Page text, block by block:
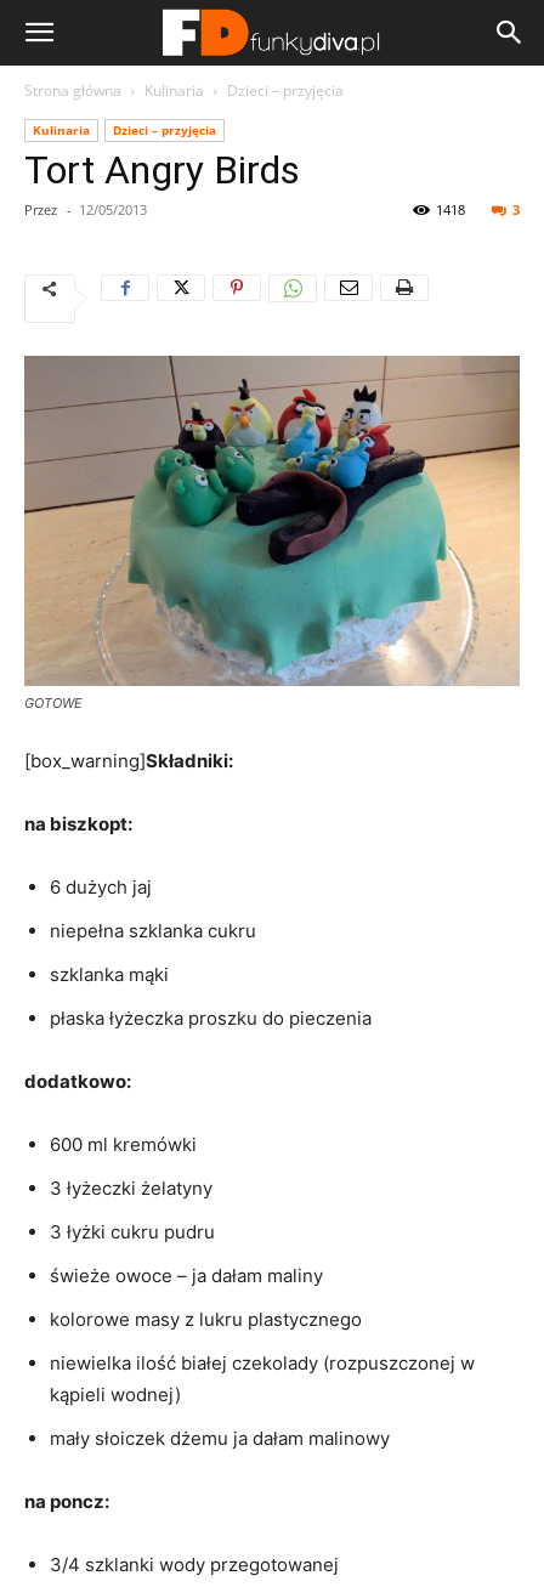
Strona główna Kulinaria Dzieci – przyjęcia
Kulinaria Dzieci – przyjęcia
Tort Angry Birds
Przez - 12/05/2013 3
1418
GOTOWE
[box_warning]Składniki:
na biszkopt:
6 dużych jaj
niepełna szklanka cukru
szklanka mąki
płaska łyżeczka proszku do pieczenia
dodatkowo:
600 ml kremówki
3 łyżeczki żelatyny
3 łyżki cukru pudru
świeże owoce – ja dałam maliny
kolorowe masy z lukru plastycznego
niewielka ilość białej czekolady (rozpuszczonej w
kąpieli wodnej)
mały słoiczek dżemu ja dałam malinowy
na poncz:
3/4 szklanki wody przegotowanej